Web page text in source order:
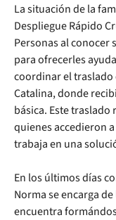
La situación de la
Despliegue Rápido
Personas al conocer
para ofrecerles
coordinar el traslado
Catalina, donde
básica. Este
quienes accedieron
trabaja en una
En los últimos días
Norma se encarga
encuentra